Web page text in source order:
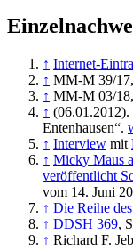
↑ Internet-
↑ MM-M 39/
↑ MM-M 03/
↑
Entenhausen“.
↑ Interview mit
↑ Micky Maus
veröffentlicht
vom 14. Juni
↑ Die Reihe
↑ DDSH 369,
↑ Richard F.